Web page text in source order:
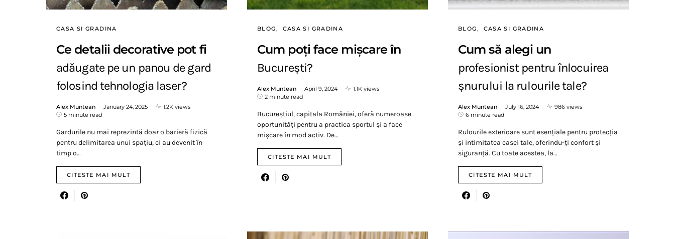
CASA SI GRADINA
Ce detalii decorative pot fi
adăugate pe un panou de gard
folosind tehnologia laser?
Alex Muntean January 24, 2025
1.2K views
5 minute read
Gardurile nu mai reprezintă doar o barieră fizică
pentru delimitarea unui spațiu, ci au devenit în
timp o…
CITESTE MAI MULT
BLOG CASA SI GRADINA
Cum poți face mișcare în
București?
Alex Muntean April 9, 2024
1.1K views
2 minute read
Bucureștiul, capitala României, oferă numeroase
oportunități pentru a practica sportul și a face
mișcare în mod activ. De…
CITESTE MAI MULT
BLOG CASA SI GRADINA
Cum să alegi un
profesionist pentru înlocuirea
șnurului la rulourile tale?
Alex Muntean July 16, 2024
986 views
6 minute read
Rulourile exterioare sunt esențiale pentru protecția
și intimitatea casei tale, oferindu-ți confort și
siguranță. Cu toate acestea, la…
CITESTE MAI MULT